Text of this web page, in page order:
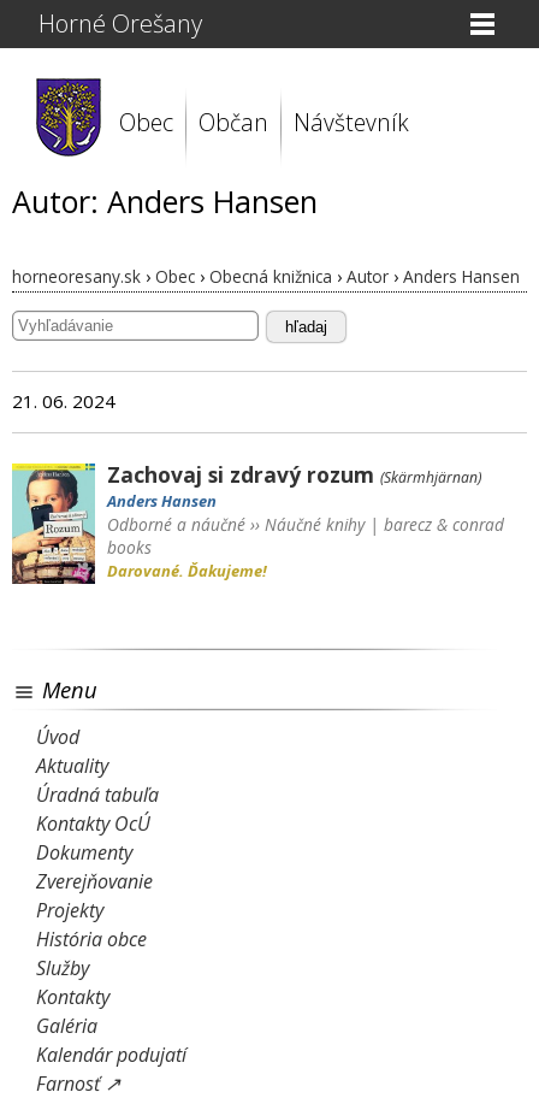
Horné Orešany
Obec Občan Návštevník
Autor: Anders Hansen
horneoresany.sk › Obec › Obecná knižnica › Autor › Anders Hansen
hľadaj
21. 06. 2024
Zachovaj si zdravý rozum (Skärmhjärnan)
Anders Hansen
Odborné a náučné›› Náučné knihy| barecz & conrad
books
Darované. Ďakujeme!
Menu
Úvod
Aktuality
Úradná tabuľa
Kontakty OcÚ
Dokumenty
Zverejňovanie
Projekty
História obce
Služby
Kontakty
Galéria
Kalendár podujatí
Farnosť ↗